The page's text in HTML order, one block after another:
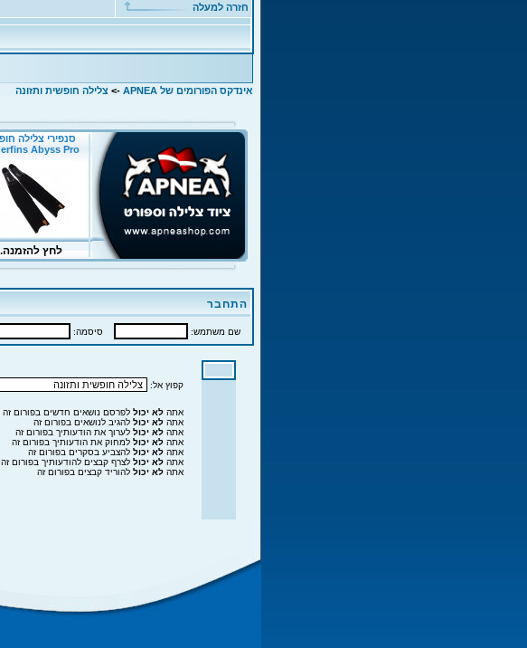
חזרה למעלה
אינדקס הפורומים של APNEA -> צלילה חופשית ותזונה
התחבר
שם משתמש: סיסמה:
קפוץ אל:
אתה לא יכול לפרסם נושאים חדשים בפורום זה
אתה לא יכול להגיב לנושאים בפורום זה
אתה לא יכול לערוך את הודעותיך בפורום זה
אתה לא יכול למחוק את הודעותיך בפורום זה
אתה לא יכול להצביע בסקרים בפורום זה
אתה לא יכול לצרף קבצים להודעותיך בפורום זה
אתה לא יכול להוריד קבצים בפורום זה